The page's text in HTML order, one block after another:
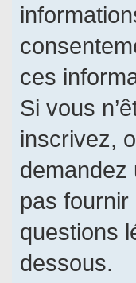
ces
Si vous
inscrivez,
demandez
pas
questions
dessous.